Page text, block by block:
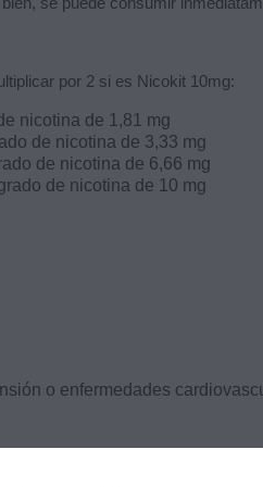
por 2 si es Nicokit 10mg:
nicotina de 1,81 mg
de nicotina de 3,33 mg
de nicotina de 6,66 mg
de nicotina de 10 mg
o enfermedades